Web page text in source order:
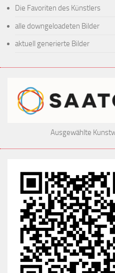
Die Favoriten des Künstlers
alle downgeloadeten Bilder
aktuell generierte Bilder
Ausgewählte